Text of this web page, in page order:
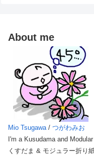
About me
Mio Tsugawa/ つがわみお
I'm a Kusudama and
くすだま & モジュラー折り